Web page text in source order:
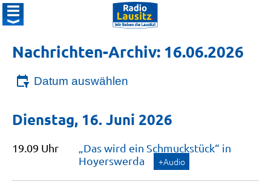
Nachrichten-Archiv: 16.06.2026
Datum auswählen
Dienstag, 16. Juni 2026
19.09 Uhr
„Das wird ein Schmuckstück“ in
Hoyerswerda
+Audio